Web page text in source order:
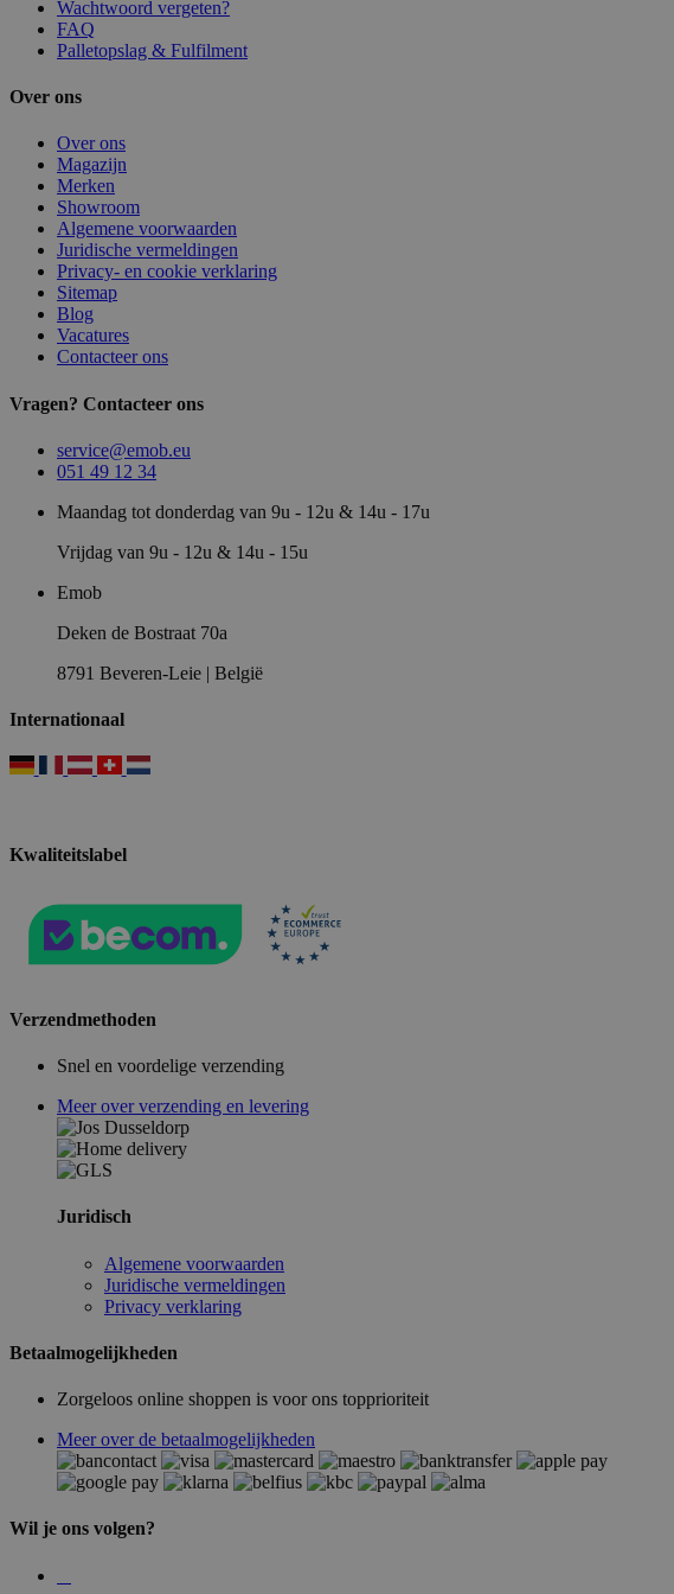
Wachtwoord vergeten?
FAQ
Palletopslag & Fulfilment
Over ons
Over ons
Magazijn
Merken
Showroom
Algemene voorwaarden
Juridische vermeldingen
Privacy- en cookie verklaring
Sitemap
Blog
Vacatures
Contacteer ons
Vragen? Contacteer ons
service@emob.eu
051 49 12 34
Maandag tot donderdag van 9u - 12u & 14u - 17u
Vrijdag van 9u - 12u & 14u - 15u
Emob
Deken de Bostraat 70a
8791 Beveren-Leie | België
Internationaal
Kwaliteitslabel
Verzendmethoden
Snel en voordelige verzending
Meer over verzending en levering
Juridisch
Algemene voorwaarden
Juridische vermeldingen
Privacy verklaring
Betaalmogelijkheden
Zorgeloos online shoppen is voor ons topprioriteit
Meer over de betaalmogelijkheden
Wil je ons volgen?